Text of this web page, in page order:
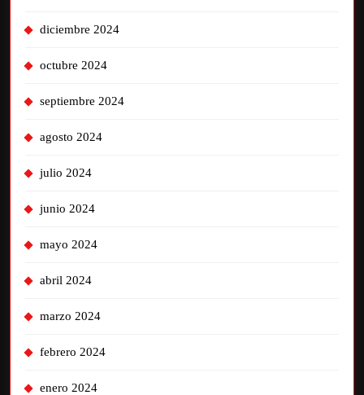
diciembre 2024
octubre 2024
septiembre 2024
agosto 2024
julio 2024
junio 2024
mayo 2024
abril 2024
marzo 2024
febrero 2024
enero 2024